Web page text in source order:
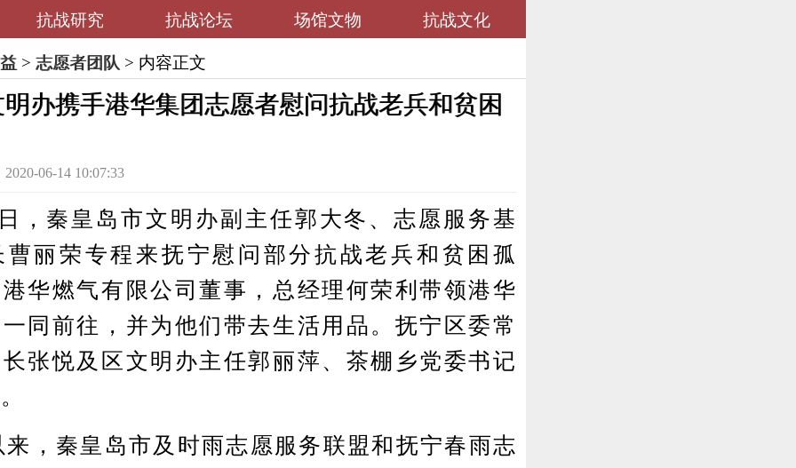
抗战研究
抗战论坛 场馆文物 抗战文化
> 志愿者团队 > 内容正文
办携手港华集团志愿者慰问抗战老兵和贫困
06-14 10:07:33
皇岛市文明办副主任郭大冬、志愿服务基
曹丽荣专程来抚宁慰问部分抗战老兵和贫困孤
华燃气有限公司董事，总经理何荣利带领港华
同前往，并为他们带去生活用品。抚宁区委常
张悦及区文明办主任郭丽萍、茶棚乡党委书记
秦皇岛市及时雨志愿服务联盟和抚宁春雨志